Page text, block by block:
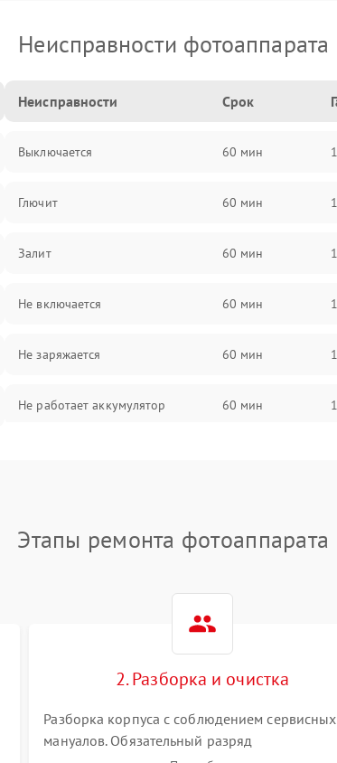
Неисправности фотоаппарата
Неисправности Срок
Выключается 60 мин
Глючит 60 мин
Залит 60 мин
Не включается 60 мин
Не заряжается 60 мин
Не работает аккумулятор 60 мин
Этапы ремонта фотоаппарата
2. Разборка и очистка
Разборка корпуса с соблюдением сервисных
мануалов. Обязательный разряд